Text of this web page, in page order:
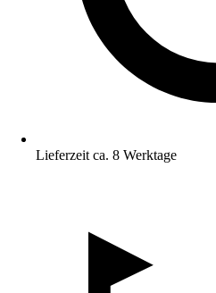
Lieferzeit ca. 8 Werktage